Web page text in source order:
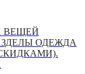
ВЕЩЕЙ
ОДЕЖДА